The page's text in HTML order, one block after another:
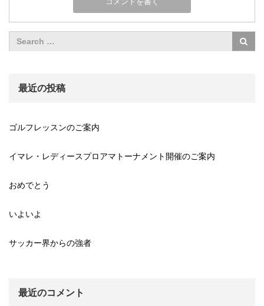
最近の投稿
ゴルフレッスンのご案内
イマレ・レディースプロアマトーナメント開催のご案内
おめでとう
いよいよ
サッカー界からの強者
最近のコメント